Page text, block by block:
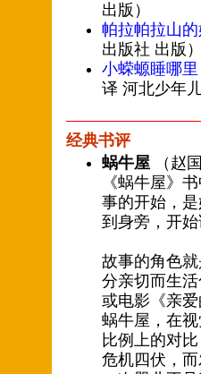
出版）
帕拉帕拉山
出版社 出版
小蝾螈睡哪
译 河北少年
经典书评
蜗牛屋
（赵
《蜗牛屋》
事的开始，
到身旁，开
故事的角色
分亲切而生
或电影《亲
蜗牛屋，在
比例上的对
危机四伏，